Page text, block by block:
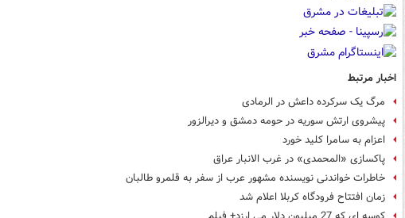
اخبار مرتبط
مرگ یک سرکرده داعش در الرمادی
پیشروی ارتش سوریه در حومه دمشق و دیرالزور
اعزام به سامرا کلید خورد
پاکسازی «المحمدی» در غرب الانبار عراق
خاطرات خواندنی نویسنده‌ مشهور عرب از سفر به قلمرو طالبان
زمان افتتاح فرودگاه کربلا اعلام شد